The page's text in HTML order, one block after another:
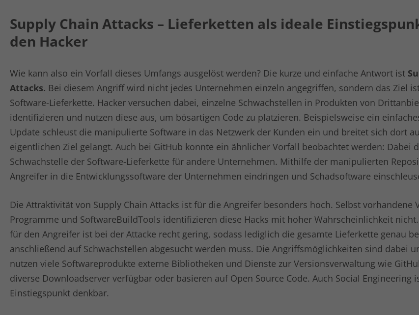
Supply Chain Attacks – Lieferketten als ideale
den Hacker
Wie kann also ein Vorfall dieses Umfangs ausgelöst werden? Die kurze und einfache Antwort ist
Attacks. Bei diesem Angriff wird nicht jedes Unternehmen einzeln angegriffen, sondern das Ziel
Software-Lieferkette. Hacker versuchen dabei, einzelne Schwachstellen in Produkten von
identifizieren und nutzen diese aus, um bösartigen Code zu platzieren. Beispielsweise ein
Update schleust die manipulierte Software in das Netzwerk der Kunden ein und breitet sich dort
eigentlichen Ziel gelangt. Auch bei GitHub konnte ein ähnlicher Vorfall beobachtet werden: Dabei
Schwachstelle der Software-Lieferkette für andere Unternehmen. Mithilfe der manipulierten
Angreifer in die Entwicklungssoftware der Unternehmen eindringen und Schadsoftware
Die Attraktivität von Supply Chain Attacks ist für die Angreifer besonders hoch. Selbst vorhandene
Programme und SoftwareBuildTools identifizieren diese Hacks mit hoher Wahrscheinlichkeit
für den Angreifer ist bei der Attacke recht gering, sodass lediglich die gesamte Lieferkette genau
anschließend auf Schwachstellen abgesucht werden muss. Die Angriffsmöglichkeiten sind dabei
nutzen viele Softwareprodukte externe Bibliotheken und Dienste zur Versionsverwaltung wie
diverse Downloadserver verfügbar oder basieren auf Open Source Code. Auch Social Engineering
Einstiegspunkt denkbar.
Anbieter LinkedIn
Zweck
Zustimmung des Besuchers zur
von Cookies für nicht wesentliche Zwecke
speichern.
Name lidc
Anbieter LinkedIn
Laufzeit 1 Tag
Auswahl des Rechenzentrums zu
Name kununu
kununu.com
Laufzeit Session